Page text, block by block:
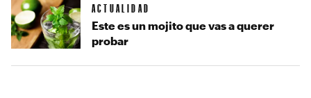
ACTUALIDAD
Este es un mojito que vas a querer
probar